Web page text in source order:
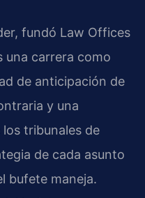
fundó Law Offices
una carrera como
de anticipación de
y una
tribunales de
de cada asunto
bufete maneja.